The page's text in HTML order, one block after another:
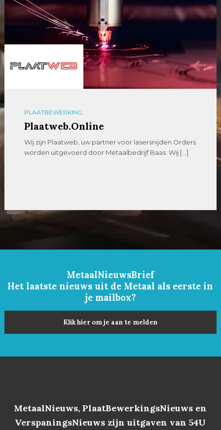
PLAATBEWERKING
Plaatweb.Online
Wij zijn Plaatweb, uw partner voor lasersnijden Orders
worden uitgevoerd door Metaalbedrijf Baas. Wij […]
MetaalNieuwsBrief
Het laatste nieuws uit de Metaal als eerste in
je mailbox?
Klik hier om je aan te melden
MetaalNieuws, PlaatBewerkingsNieuws en
VerspaningsNieuws zijn uitgaven van 54U